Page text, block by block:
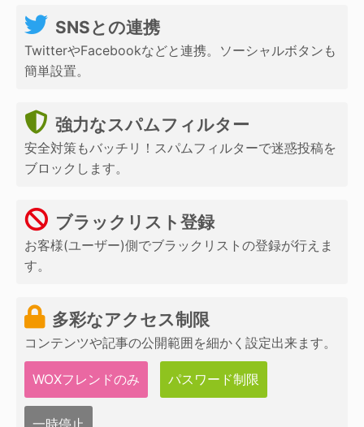
SNSとの連携
TwitterやFacebookなどと連携。ソーシャルボタンも
簡単設置。
強力なスパムフィルター
安全対策もバッチリ！スパムフィルターで迷惑投稿を
ブロックします。
ブラックリスト登録
お客様(ユーザー)側でブラックリストの登録が行えま
す。
多彩なアクセス制限
コンテンツや記事の公開範囲を細かく設定出来ます。
WOXフレンドのみ パスワード制限
一時停止